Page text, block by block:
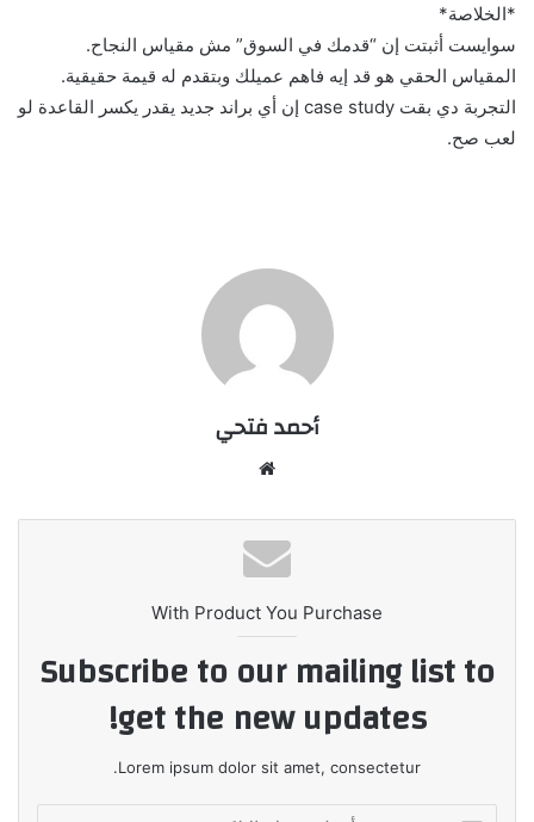
*الخلاصة*
سوايست أثبتت إن “قدمك في السوق” مش مقياس النجاح.
المقياس الحقي هو قد إيه فاهم عميلك وبتقدم له قيمة حقيقية.
التجربة دي بقت case study إن أي براند جديد يقدر يكسر القاعدة لو
لعب صح.
أحمد فتحي
With Product You Purchase
Subscribe to our mailing list to
get the new updates!
Lorem ipsum dolor sit amet, consectetur.